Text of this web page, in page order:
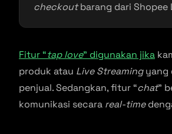
checkoutbarang dari Shopee
Fitur “tap love” digunakan jika
produk atau Live Streamingyang
penjual. Sedangkan, fitur “chat”
komunikasi secara real-time